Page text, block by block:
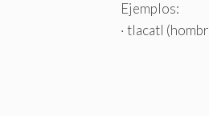
Ejemplos:
· tlacatl